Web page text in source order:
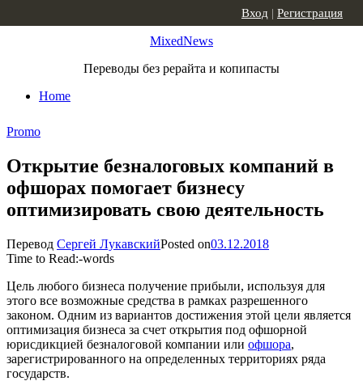
MixedNews
Переводы без рерайта и копипасты
Home
Вход | Регистрация
Promo
Открытие безналоговых компаний в
офшорах помогает бизнесу
оптимизировать свою деятельность
Перевод Сергей ЛукавскийPosted on03.12.2018
Time to Read:-words
Цель любого бизнеса получение прибыли, используя для
этого все возможные средства в рамках разрешенного
законом. Одним из вариантов достижения этой цели является
оптимизация бизнеса за счет открытия под офшорной
юрисдикцией безналоговой компании или офшора,
зарегистрированного на определенных территориях ряда
государств.